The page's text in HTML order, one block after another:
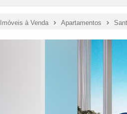
Imóveis à Venda Apartamentos